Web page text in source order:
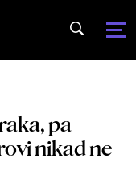
pa
nikad ne